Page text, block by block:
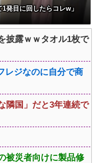
発目に回したらコレw」
披露ｗｗタオル1枚で
レジなのに自分で商
隣国」だと3年連続で
被災者向けに製品修